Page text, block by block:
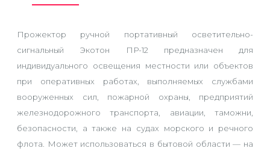
Прожектор ручной портативный осветительно-
сигнальный Экотон ПР-12 предназначен для
индивидуального освещения местности или объектов
при оперативных работах, выполняемых службами
вооруженных сил, пожарной охраны, предприятий
железнодорожного транспорта, авиации, таможни,
безопасности, а также на судах морского и речного
флота. Может использоваться в бытовой области — на